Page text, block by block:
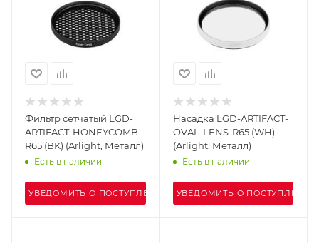
Фильтр сетчатый LGD-
ARTIFACT-HONEYCOMB-
R65 (BK) (Arlight, Металл)
Есть в наличии
УВЕДОМИТЬ О ПОСТУПЛЕНИИ
Насадка LGD-ARTIFACT-
OVAL-LENS-R65 (WH)
(Arlight, Металл)
Есть в наличии
УВЕДОМИТЬ О ПОСТУПЛЕНИИ